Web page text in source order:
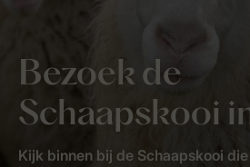
Bezoek de
Schaapskooi
Kijk binnen bij de Schaapskooi